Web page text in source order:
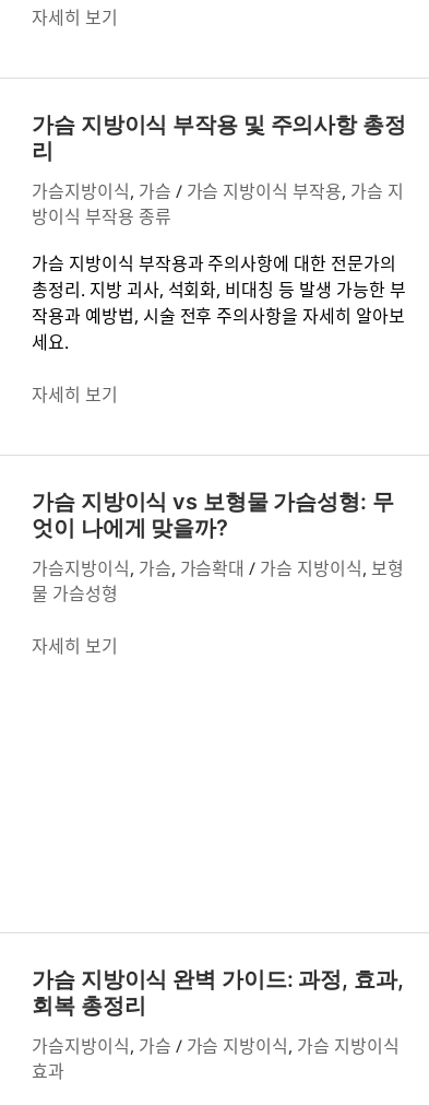
러
볼
과
처
짐
개
자세히 보기
가슴 지방이식 부작용 및 주의사항 총정
리
가슴지방이식, 가슴 / 가슴 지방이식 부작용, 가슴 지
방이식 부작용 종류
가슴 지방이식 부작용과 주의사항에 대한 전문가의
총정리. 지방 괴사, 석회화, 비대칭 등 발생 가능한 부
작용과 예방법, 시술 전후 주의사항을 자세히 알아보
세요.
슴
지
이
식
작
용
및
주
사
총
리
자세히 보기
가슴 지방이식 vs 보형물 가슴성형: 무
엇이 나에게 맞을까?
가슴지방이식, 가슴, 가슴확대 / 가슴 지방이식, 보형
물 가슴성형
슴
지
방
이
식
보
에
게
맞
을
까?
자세히 보기
가슴 지방이식 완벽 가이드: 과정, 효과,
회복 총정리
가슴지방이식, 가슴 / 가슴 지방이식, 가슴 지방이식
효과
슴
지
이
식